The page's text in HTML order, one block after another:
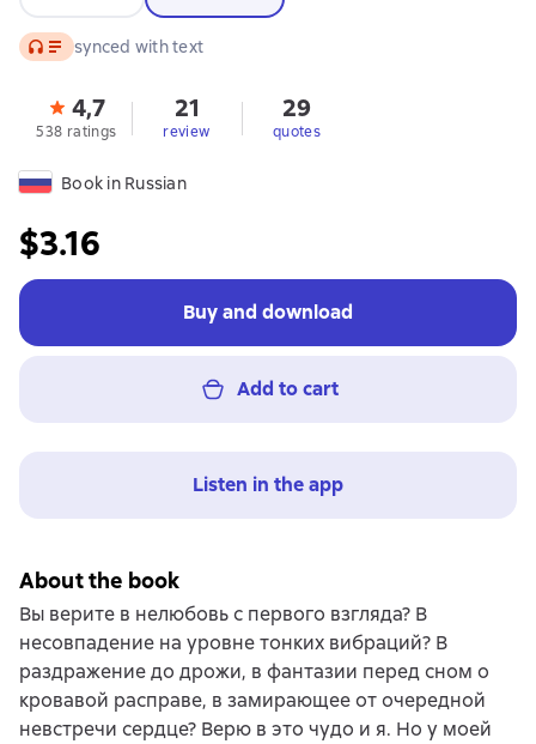
Audio synced with text
4,7
538 ratings
21
review
29
quotes
Book in Russian
$3.16
Buy and download
Add to cart
Listen in the app
About the book
Вы верите в нелюбовь с первого взгляда? В
несовпадение на уровне тонких вибраций? В
раздражение до дрожи, в фантазии перед сном о
кровавой расправе, в замирающее от очередной
невстречи сердце? Верю в это чудо и я. Но у моей